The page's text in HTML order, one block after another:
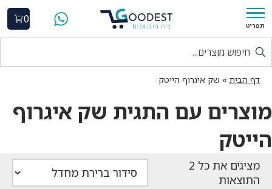
תפריט
0
דף הבית » שק איגרוף הייטק
מוצרים עם התגית שק איגרוף
הייטק
התוצאות